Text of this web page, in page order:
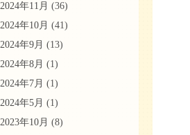
2024年11月 (36)
2024年10月 (41)
2024年9月 (13)
2024年8月 (1)
2024年7月 (1)
2024年5月 (1)
2023年10月 (8)